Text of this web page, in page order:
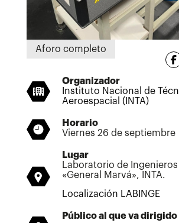
Aforo completo
Organizador
Instituto Nacional de
Aeroespacial (INTA)
Horario
Viernes 26 de septiembre
Lugar
Laboratorio de
«General Marvá», INTA.
Localización LABINGE
Público al que va dirigido